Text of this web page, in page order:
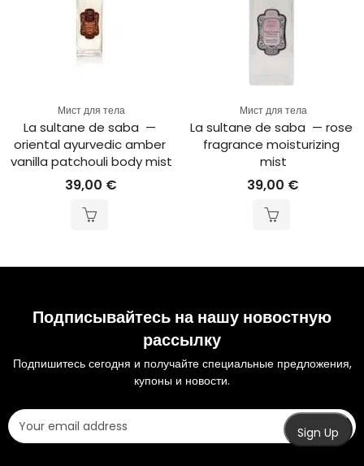
Мист для тела
La sultane de saba  —
oriental ayurvedic amber
vanilla patchouli body mist
39,00 €
Мист для тела
La sultane de saba  — rose
fragrance moisturizing
mist
39,00 €
Подписывайтесь на нашу новостную
рассылку
Подпишитесь сегодня и получайте специальные предложения,
купоны и новости.